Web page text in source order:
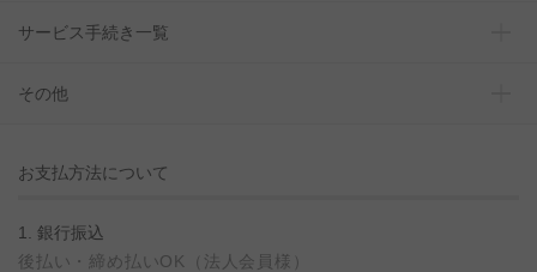
サービス手続き一覧
その他
お支払方法について
1. 銀行振込
後払い・締め払いOK（法人会員様）